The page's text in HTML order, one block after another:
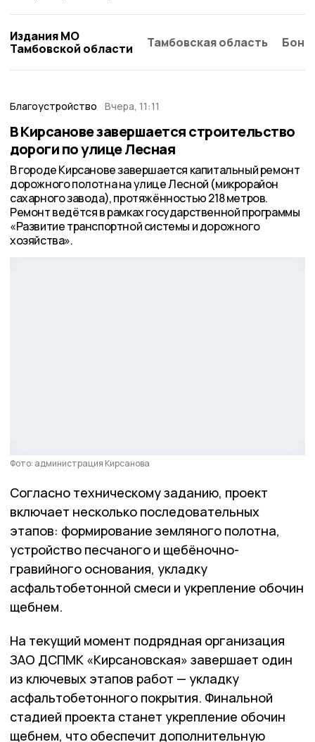
Издания МО
Тамбовской области
Тамбовская область
Благоустройство Вчера, 11:11
В Кирсанове завершается строительство
дороги по улице Лесная
В городе Кирсанове завершается капитальный ремонт
дорожного полотна на улице Лесной (микрорайон
сахарного завода), протяжённостью 218 метров.
Ремонт ведётся в рамках государственной программы
«Развитие транспортной системы и дорожного
хозяйства».
Фото: администрация Кирсанова
Согласно техническому заданию, проект
включает несколько последовательных
этапов: формирование земляного полотна,
устройство песчаного и щебёночно-
гравийного основания, укладку
асфальтобетонной смеси и укрепление обочин
щебнем.
На текущий момент подрядная организация
ЗАО ДСПМК «Кирсановская» завершает один
из ключевых этапов работ — укладку
асфальтобетонного покрытия. Финальной
стадией проекта станет укрепление обочин
щебнем, что обеспечит дополнительную